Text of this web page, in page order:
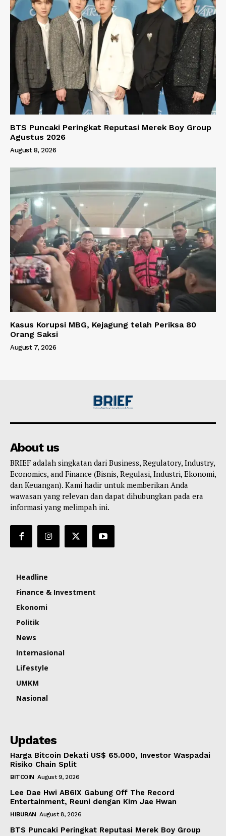
BTS Puncaki Peringkat Reputasi Merek Boy Group
Agustus 2026
August 8, 2026
Kasus Korupsi MBG, Kejagung telah Periksa 80
Orang Saksi
August 7, 2026
About us
BRIEF adalah singkatan dari Business, Regulatory, Industry,
Economics, and Finance (Bisnis, Regulasi, Industri, Ekonomi,
dan Keuangan). Kami hadir untuk memberikan Anda
wawasan yang relevan dan dapat dihubungkan pada era
informasi yang melimpah ini.
Headline
Finance & Investment
Ekonomi
Politik
News
Internasional
Lifestyle
UMKM
Nasional
Updates
Harga Bitcoin Dekati US$ 65.000, Investor Waspadai
Risiko Chain Split
BITCOIN August 9, 2026
Lee Dae Hwi AB6IX Gabung Off The Record
Entertainment, Reuni dengan Kim Jae Hwan
HIBURAN August 8, 2026
BTS Puncaki Peringkat Reputasi Merek Boy Group